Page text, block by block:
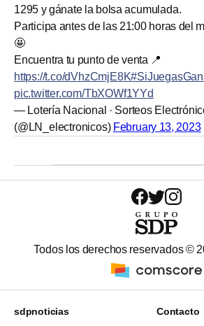
1295 y gánate la bolsa acumulada.
Participa antes de las 21:00 horas del
🤩
Encuentra tu punto de venta 📍
https://t.co/dVhzCmjE8K
pic.twitter.com/TbXOWf1YYd
— Lotería Nacional · Sorteos
(@LN_electronicos) February 13, 2023
Todos los derechos reservados ©
sdpnoticias Contacto